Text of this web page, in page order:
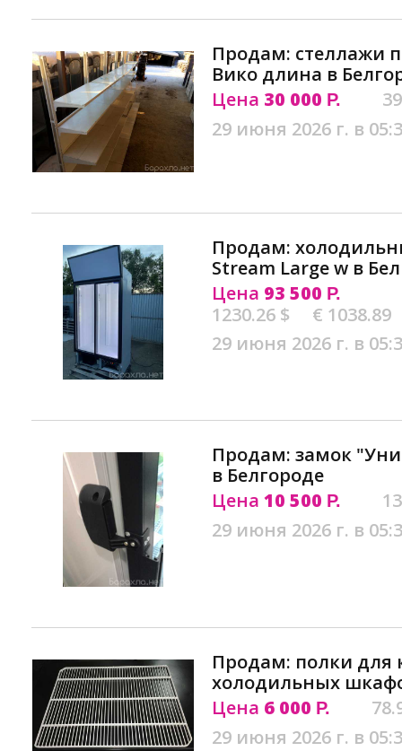
Продам: стеллажи
Вико длина в
Цена 30 000 Р.
29 июня 2026 г. в
Продам:
Stream Large w в
Цена 93 500 Р.
1230.26 $
€ 1038.89
29 июня 2026 г. в
Продам: замок
в Белгороде
Цена 10 500 Р.
29 июня 2026 г. в
Продам: полки для
холодильных
Цена 6 000 Р.
29 июня 2026 г. в